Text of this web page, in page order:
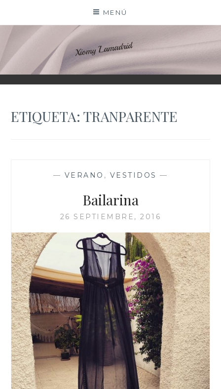
contenido
MENÚ
XIOMY LAMADRID
ETIQUETA:TRANPARENTE
— VERANO , VESTIDOS —
Bailarina
26 SEPTIEMBRE, 2016